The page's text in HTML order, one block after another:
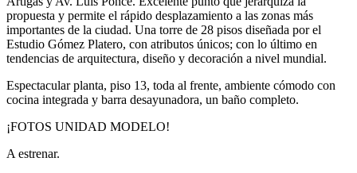
propuesta y permite el rápido desplazamiento a las zonas más
importantes de la ciudad. Una torre de 28 pisos diseñada por el
Estudio Gómez Platero, con atributos únicos; con lo último en
tendencias de arquitectura, diseño y decoración a nivel mundial.
Espectacular planta, piso 13, toda al frente, ambiente cómodo con
cocina integrada y barra desayunadora, un baño completo.
¡FOTOS UNIDAD MODELO!
A estrenar.